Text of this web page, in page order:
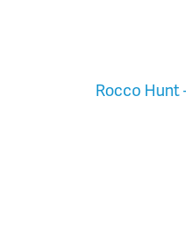
Rocco Hunt